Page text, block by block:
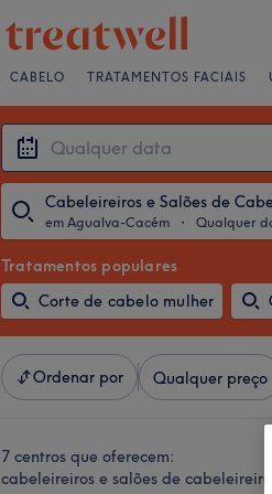
CABELO TRATAMENTOS FACIAIS
Cabeleireiros e Salões de
em Agualva-Cacém ・ Qualquer
Tratamentos populares
Corte de cabelo mulher
Ordenar por Qualquer preço
7 centros que oferecem:
cabeleireiros e salões de